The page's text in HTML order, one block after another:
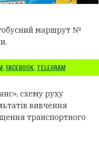
маршрут №
, FACEBOOK, TELEGRAM
схему руху
вивчення
транспортного